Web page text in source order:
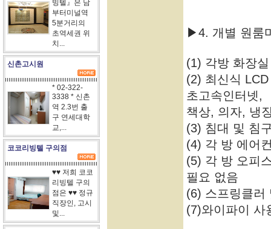
빙텔』은 남
부터미널역
5분거리의
초역세권 위
치...
신촌고시원
* 02-322-
3338 * 신촌
역 2.3번 출
구 연세대학
교,...
코코리빙텔 구의점
♥♥ 저희 코코
리빙텔 구의
점은 ♥♥ 정규
직장인, 고시
및...
▶4. 개별 원룸
(1) 각방 화장
(2) 최신식
초고속인터넷,
책상, 의자, 냉
(3) 침대 및 침
(4) 각 방 에어
(5) 각 방 오피
필요 없음
(6) 스프링클러
(7)와이파이 사